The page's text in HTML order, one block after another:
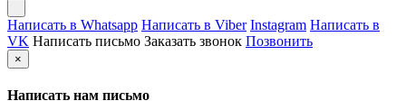
Написать в Whatsapp Написать в Viber Instagram Написать в
VK Написать письмо Заказать звонок Позвонить
×
Написать нам письмо